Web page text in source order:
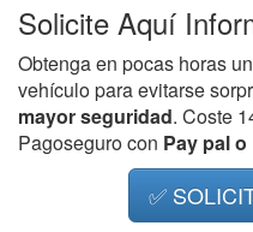
Solicite Aquí
Obtenga en pocas horas un
vehículo para evitarse
mayor seguridad. Coste
Pagoseguro con Pay pal
✅